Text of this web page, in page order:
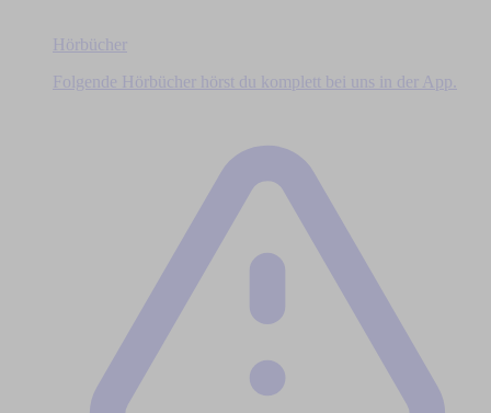
Hörbücher
Folgende Hörbücher hörst du komplett bei uns in der App.